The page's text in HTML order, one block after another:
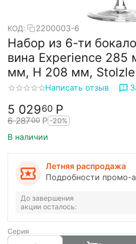
КОД: 2200003-6
Набор из 6-ти
вина Experience 285
мм, H 208 мм, Stolzle
Написать отзыв
5 02960 Р
6 28700 Р -20%
В наличии
Летняя распродажа
Подробности промо-
До завершения
акции осталось:
Серия